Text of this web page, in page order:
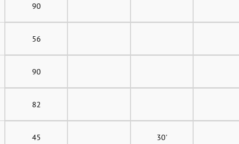
90
56
90
82
45 30'